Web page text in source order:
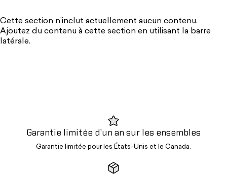
Cette section n’inclut actuellement aucun contenu.
Ajoutez du contenu à cette section en utilisant la barre
latérale.
Garantie limitée d’un an sur les ensembles
Garantie limitée pour les États-Unis et le Canada.